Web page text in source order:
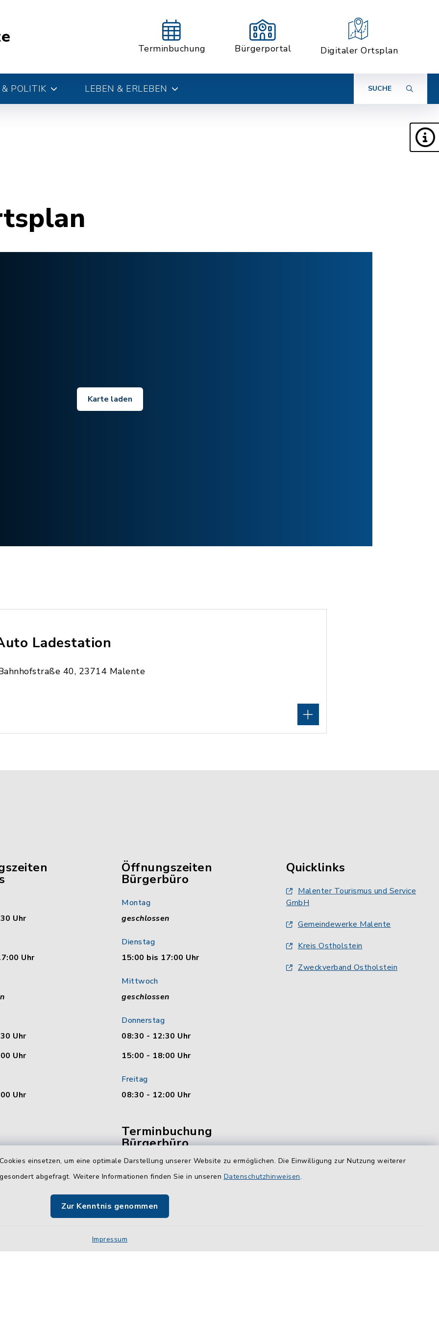
einsetzen, um eine optimale Darstellung unserer Website zu ermöglichen. Die Einwilligung zur Nutzung weiterer
abgefragt. Weitere Informationen finden Sie in unseren Datenschutzhinweisen.
Zur Kenntnis genommen
Impressum
Terminbuchung Bürgerportal Digitaler Ortsplan
& POLITIK LEBEN & ERLEBEN SUCHE
Karte laden
Ladestation
40, 23714 Malente
Uhr
Uhr
Uhr
Uhr
Uhr
Öffnungszeiten
Bürgerbüro
Montag
geschlossen
Dienstag
15:00 bis 17:00 Uhr
Mittwoch
geschlossen
Donnerstag
08:30 - 12:30 Uhr
15:00 - 18:00 Uhr
Freitag
08:30 - 12:00 Uhr
Terminbuchung
Bürgerbüro
Vereinbaren Sie hier bequem
online Ihren Termin für das
Jetzt Termin buchen
Quicklinks
Malenter Tourismus und Service
GmbH
Gemeindewerke Malente
Kreis Ostholstein
Zweckverband Ostholstein